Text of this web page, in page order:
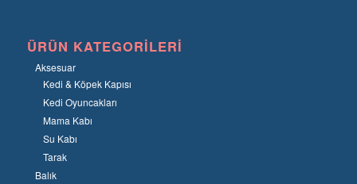
ÜRÜN KATEGORILERI
Aksesuar
Kedi & Köpek Kapısı
Kedi Oyuncakları
Mama Kabı
Su Kabı
Tarak
Balık